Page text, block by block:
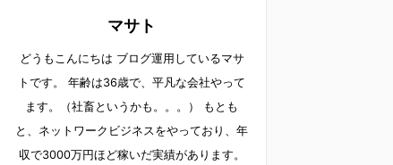
マサト
どうもこんにちは ブログ運用しているマサ
トです。 年齢は36歳で、平凡な会社やって
ます。（社畜というかも。。。） もとも
と、ネットワークビジネスをやっており、年
収で3000万円ほど稼いだ実績があります。